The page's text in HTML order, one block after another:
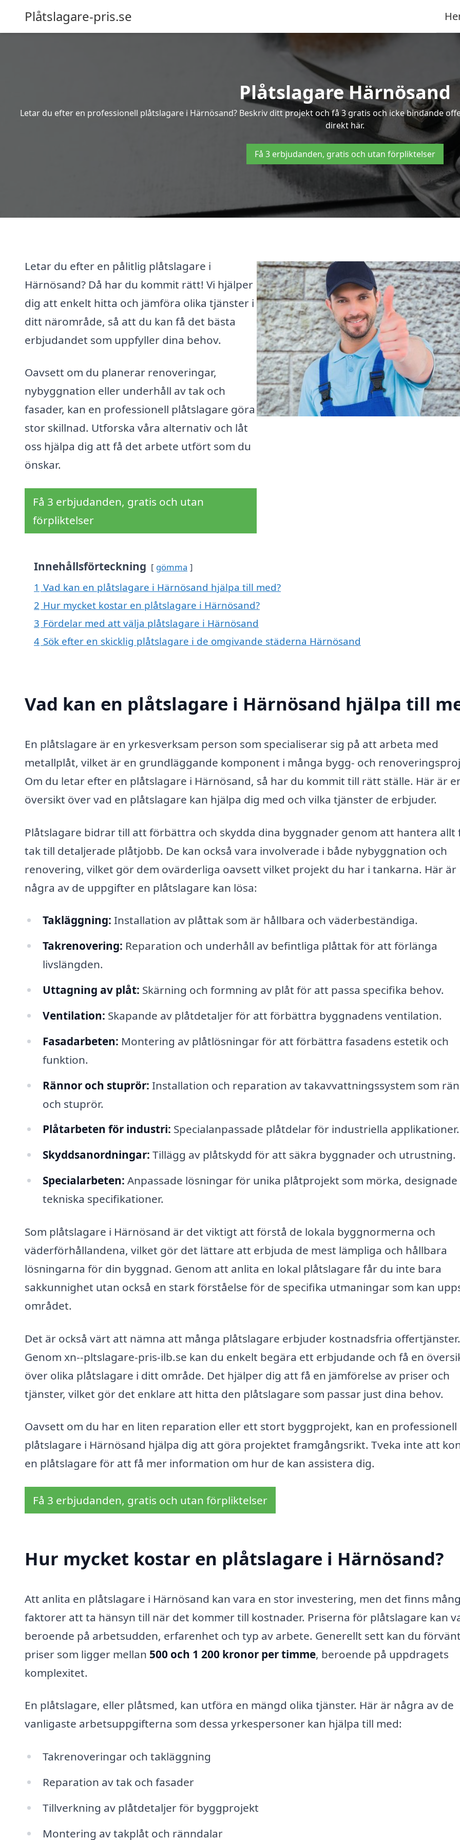
Plåtslagare-pris.se
Plåtslagare Härnösand
Letar du efter en professionell plåtslagare i Härnösand? Beskriv ditt projekt och få 3 gratis och icke bindande
direkt här.
Få 3 erbjudanden, gratis och utan förpliktelser
Letar du efter en pålitlig plåtslagare i
Härnösand? Då har du kommit rätt! Vi hjälper
dig att enkelt hitta och jämföra olika tjänster i
ditt närområde, så att du kan få det bästa
erbjudandet som uppfyller dina behov.
Oavsett om du planerar renoveringar,
nybyggnation eller underhåll av tak och
fasader, kan en professionell plåtslagare göra
stor skillnad. Utforska våra alternativ och låt
oss hjälpa dig att få det arbete utfört som du
önskar.
Få 3 erbjudanden, gratis och utan
förpliktelser
Innehållsförteckning gömma
1 Vad kan en plåtslagare i Härnösand hjälpa till med?
2 Hur mycket kostar en plåtslagare i Härnösand?
3 Fördelar med att välja plåtslagare i Härnösand
4 Sök efter en skicklig plåtslagare i de omgivande städerna Härnösand
Vad kan en plåtslagare i Härnösand hjälpa till
En plåtslagare är en yrkesverksam person som specialiserar sig på att arbeta med
metallplåt, vilket är en grundläggande komponent i många bygg- och
Om du letar efter en plåtslagare i Härnösand, så har du kommit till rätt ställe. Här är
översikt över vad en plåtslagare kan hjälpa dig med och vilka tjänster de erbjuder.
Plåtslagare bidrar till att förbättra och skydda dina byggnader genom att hantera allt
tak till detaljerade plåtjobb. De kan också vara involverade i både nybyggnation och
renovering, vilket gör dem ovärderliga oavsett vilket projekt du har i tankarna. Här är
några av de uppgifter en plåtslagare kan lösa:
Takläggning: Installation av plåttak som är hållbara och väderbeständiga.
Takrenovering: Reparation och underhåll av befintliga plåttak för att förlänga
livslängden.
Uttagning av plåt: Skärning och formning av plåt för att passa specifika behov.
Ventilation: Skapande av plåtdetaljer för att förbättra byggnadens ventilation.
Fasadarbeten: Montering av plåtlösningar för att förbättra fasadens estetik och
funktion.
Rännor och stuprör: Installation och reparation av takavvattningssystem som
och stuprör.
Plåtarbeten för industri: Specialanpassade plåtdelar för industriella applikationer.
Skyddsanordningar: Tillägg av plåtskydd för att säkra byggnader och utrustning.
Specialarbeten: Anpassade lösningar för unika plåtprojekt som mörka,
tekniska specifikationer.
Som plåtslagare i Härnösand är det viktigt att förstå de lokala byggnormerna och
väderförhållandena, vilket gör det lättare att erbjuda de mest lämpliga och hållbara
lösningarna för din byggnad. Genom att anlita en lokal plåtslagare får du inte bara
sakkunnighet utan också en stark förståelse för de specifika utmaningar som kan
området.
Det är också värt att nämna att många plåtslagare erbjuder kostnadsfria offertjänster.
Genom xn--pltslagare-pris-ilb.se kan du enkelt begära ett erbjudande och få en
över olika plåtslagare i ditt område. Det hjälper dig att få en jämförelse av priser och
tjänster, vilket gör det enklare att hitta den plåtslagare som passar just dina behov.
Oavsett om du har en liten reparation eller ett stort byggprojekt, kan en professionell
plåtslagare i Härnösand hjälpa dig att göra projektet framgångsrikt. Tveka inte att
en plåtslagare för att få mer information om hur de kan assistera dig.
Få 3 erbjudanden, gratis och utan förpliktelser
Hur mycket kostar en plåtslagare i Härnösand?
Att anlita en plåtslagare i Härnösand kan vara en stor investering, men det finns
faktorer att ta hänsyn till när det kommer till kostnader. Priserna för plåtslagare kan
beroende på arbetsudden, erfarenhet och typ av arbete. Generellt sett kan du
priser som ligger mellan 500 och 1 200 kronor per timme, beroende på uppdragets
komplexitet.
En plåtslagare, eller plåtsmed, kan utföra en mängd olika tjänster. Här är några av de
vanligaste arbetsuppgifterna som dessa yrkespersoner kan hjälpa till med:
Takrenoveringar och takläggning
Reparation av tak och fasader
Tillverkning av plåtdetaljer för byggprojekt
Montering av takplåt och ränndalar